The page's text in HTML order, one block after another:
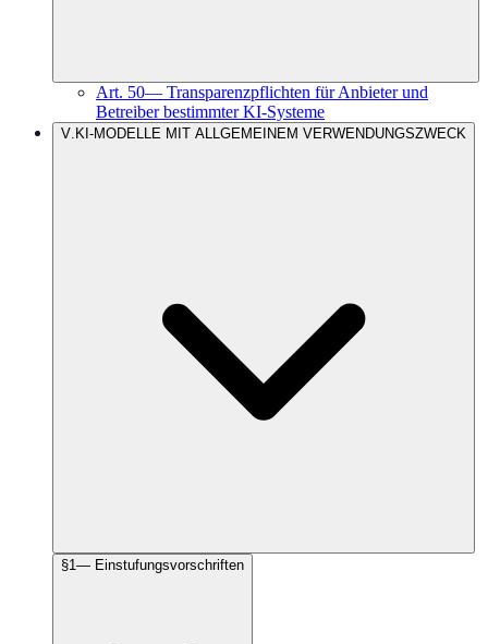
Art. 50— Transparenzpflichten für Anbieter und
Betreiber bestimmter KI-Systeme
V. KI-MODELLE MIT ALLGEMEINEM VERWENDUNGSZWECK
§1— Einstufungsvorschriften